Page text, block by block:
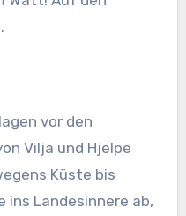
vor den
Vilja und Hjelpe
Küste bis
ins Landesinnere ab,